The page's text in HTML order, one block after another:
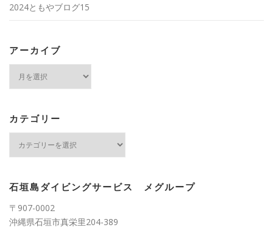
2024ともやブログ15
アーカイブ
ブ
カテゴリー
ー
石垣島ダイビングサービス メグループ
〒907-0002
沖縄県石垣市真栄里204-389